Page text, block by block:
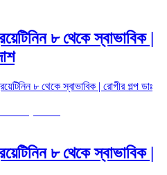
৮ থেকে স্বাভাবিক |
৮ থেকে স্বাভাবিক | রোগীর গল্প ডাঃ
৮ থেকে স্বাভাবিক |